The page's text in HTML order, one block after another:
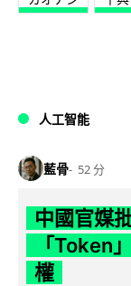
人工智能
藍骨 52 分
中國官媒
「Token
權